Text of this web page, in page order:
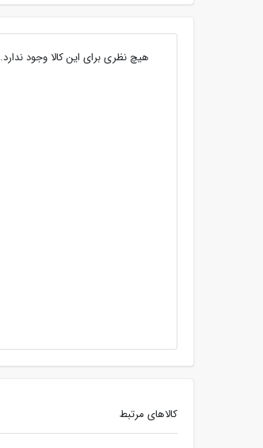
هیچ نظری برای این کالا وجود ندارد.
کالاهای مرتبط